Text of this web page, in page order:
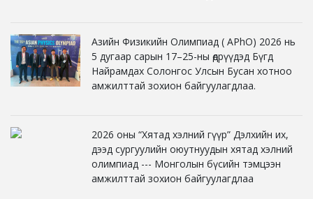
Азийн Физикийн Олимпиад ( APhO) 2026 нь
5 дугаар сарын 17–25-ны өдрүүдэд Бүгд
Найрамдах Солонгос Улсын Бусан хотноо
амжилттай зохион байгуулагдлаа.
2026 оны “Хятад хэлний гүүр” Дэлхийн их,
дээд сургуулийн оюутнуудын хятад хэлний
олимпиад --- Монголын бүсийн тэмцээн
амжилттай зохион байгуулагдлаа